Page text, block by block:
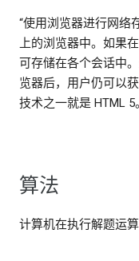
“使用浏览器进行网络
上的浏览器中。如果
可存储在各个会话中
览器后，用户仍可以
技术之一就是 HTML 5。
算法
计算机在执行解题运